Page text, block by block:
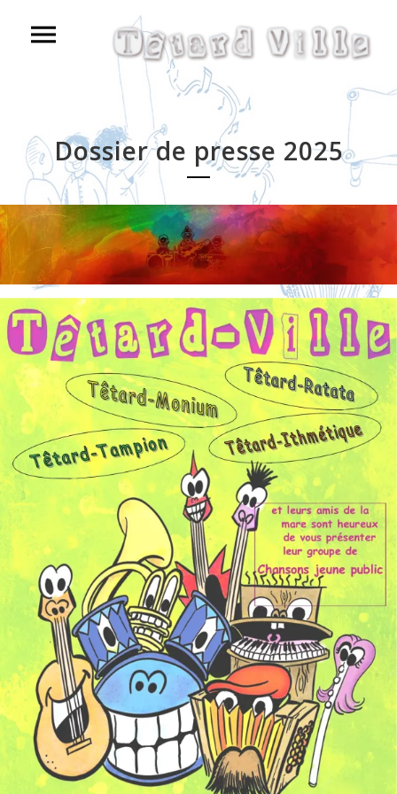
Dossier de presse 2025